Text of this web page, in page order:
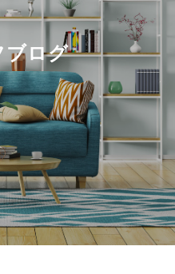
ブログ